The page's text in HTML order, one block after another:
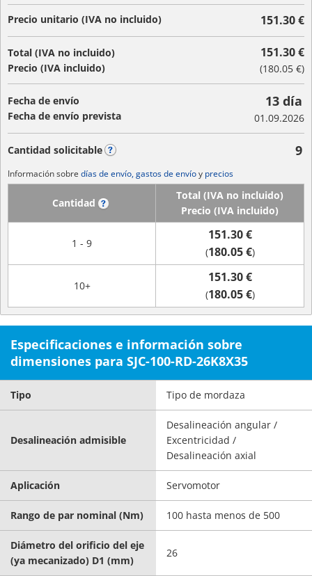
Precio unitario (IVA no incluido) 151.30 €
Total (IVA no incluido)
Precio (IVA incluido)
151.30 €
(180.05 €)
Fecha de envío
Fecha de envío prevista
13 día
01.09.2026
Cantidad solicitable 9
Información sobre días de envío, gastos de envíoy precios
Cantidad
Total (IVA no incluido)
Precio (IVA incluido)
1 - 9
151.30 €
(180.05 €)
10+
151.30 €
(180.05 €)
Especificaciones e información sobre
dimensiones para SJC-100-RD-26K8X35
Tipo Tipo de mordaza
Desalineación admisible
Desalineación angular /
Excentricidad /
Desalineación axial
Aplicación Servomotor
Rango de par nominal (Nm) 100 hasta menos de 500
Diámetro del orificio del eje
(ya mecanizado) D1 (mm)
26